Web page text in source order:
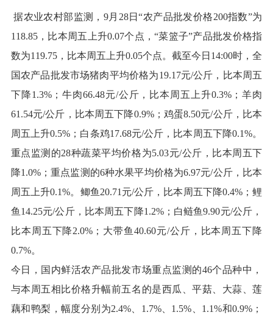
据农业农村部监测， 9月28日“农产品批发价格200指数”为
118.85，比本周五上升0.07个点，“菜篮子”产品批发价格指
数为119.75，比本周五上升0.05个点。截至今日14:00时，全
国农产品批发市场猪肉平均价格为19.17元/公斤，比本周五
下降1.3%；牛肉66.48元/公斤，比本周五上升0.3%；羊肉
61.54元/公斤，比本周五下降0.9%；鸡蛋8.50元/公斤，比本
周五上升0.5%；白条鸡17.68元/公斤，比本周五下降0.1%。
重点监测的28种蔬菜平均价格为5.03元/公斤，比本周五下
降1.0%；重点监测的6种水果平均价格为6.97元/公斤，比本
周五上升0.1%。鲫鱼20.71元/公斤，比本周五下降0.4%；鲤
鱼14.25元/公斤，比本周五下降1.2%；白鲢鱼9.90元/公斤，
比本周五下降2.0%；大带鱼40.60元/公斤，比本周五下降
0.7%。
今日，国内鲜活农产品批发市场重点监测的46个品种中，
与本周五相比价格升幅前五名的是西瓜、平菇、大蒜、莲
藕和鸭梨，幅度分别为2.4%、1.7%、1.5%、1.1%和0.9%；